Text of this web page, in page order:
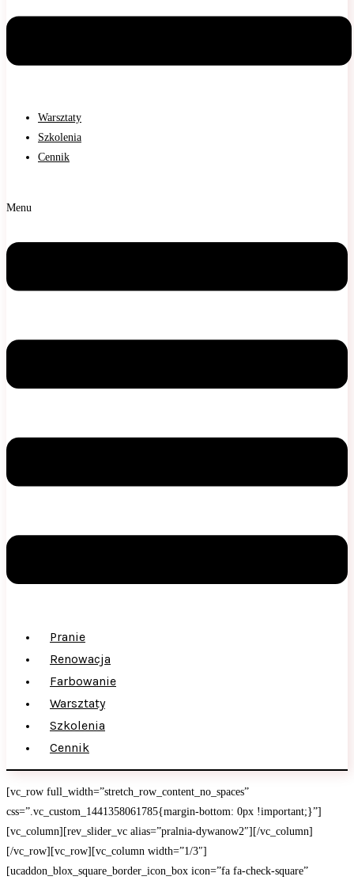
Warsztaty
Szkolenia
Cennik
Menu
Pranie
Renowacja
Farbowanie
Warsztaty
Szkolenia
Cennik
[vc_row full_width=”stretch_row_content_no_spaces”
css=”.vc_custom_1441358061785{margin-bottom: 0px !important;}”]
[vc_column][rev_slider_vc alias=”pralnia-dywanow2″][/vc_column]
[/vc_row][vc_row][vc_column width=”1/3″]
[ucaddon_blox_square_border_icon_box icon=”fa fa-check-square”